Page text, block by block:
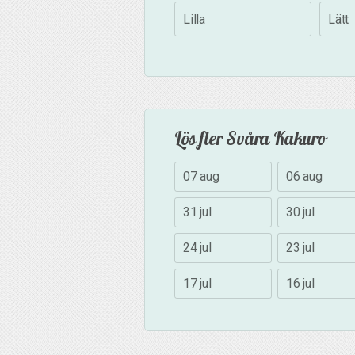
Lilla Lätt
Lös fler Svåra Kakuro
07 aug 06 aug
31 jul 30 jul
24 jul 23 jul
17 jul 16 jul